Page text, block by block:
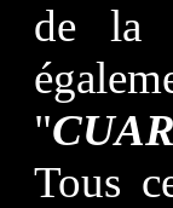
de la
"
Tous